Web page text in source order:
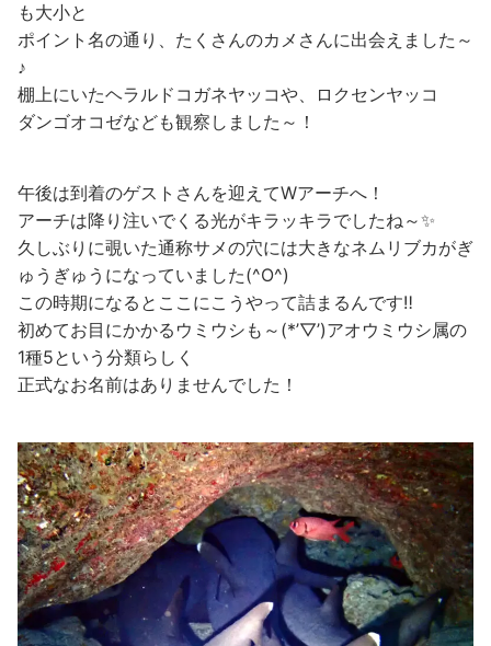
も大小と
ポイント名の通り、たくさんのカメさんに出会えました～
♪
棚上にいたヘラルドコガネヤッコや、ロクセンヤッコ
ダンゴオコゼなども観察しました～！
午後は到着のゲストさんを迎えてWアーチへ！
アーチは降り注いでくる光がキラッキラでしたね～✨
久しぶりに覗いた通称サメの穴には大きなネムリブカがぎ
ゅうぎゅうになっていました(^O^)
この時期になるとここにこうやって詰まるんです‼
初めてお目にかかるウミウシも～(*’▽’)アオウミウシ属の
1種5という分類らしく
正式なお名前はありませんでした！